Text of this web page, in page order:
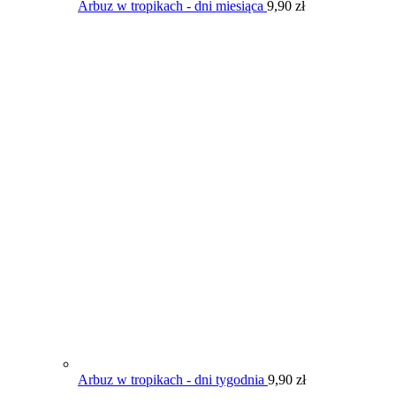
Arbuz w tropikach - dni miesiąca 9,90 zł
Arbuz w tropikach - dni tygodnia 9,90 zł